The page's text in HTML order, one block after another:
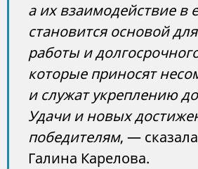
а их взаимодействие в
становится основой для
работы и
которые приносят
и служат укреплению
Удачи и новых
победителям, —
Галина Карелова.